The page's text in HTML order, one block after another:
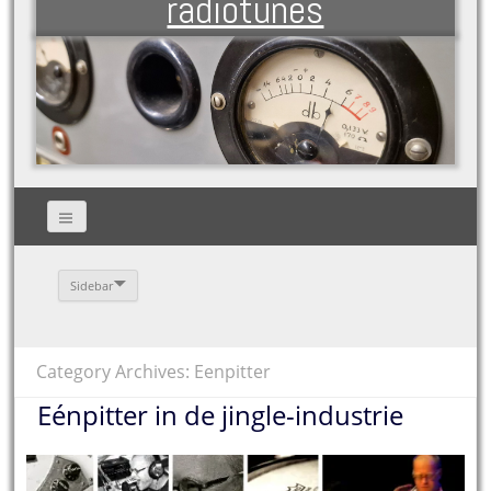
Sidebar
Category Archives: Eenpitter
Eénpitter in de jingle-industrie